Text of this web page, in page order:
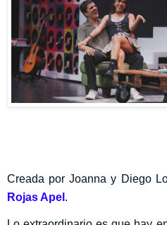
Creada por Joanna y Diego
Rojas Apel .